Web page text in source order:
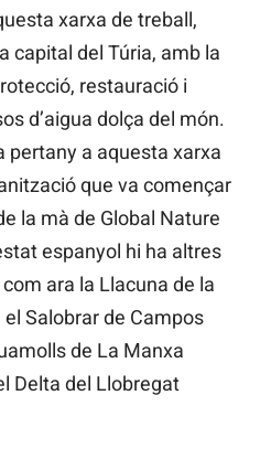
xarxa de treball,
capital del Túria, amb la
restauració i
d’aigua dolça del món.
pertany a aquesta xarxa
que va començar
la mà de Global Nature
espanyol hi ha altres
ara la Llacuna de la
Salobrar de Campos
de La Manxa
Delta del Llobregat